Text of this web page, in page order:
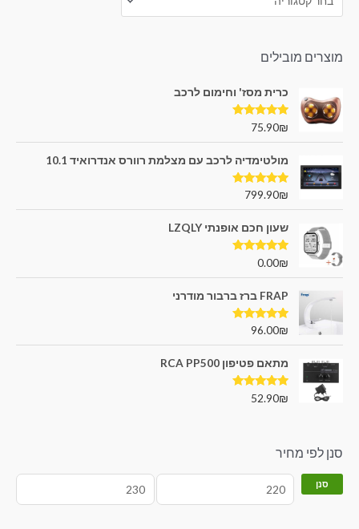
מוצרים מובילים
כרית מסז' וחימום לרכב
דורג5.00
75.90₪
מולטימדיה לרכב עם מצלמת רוורס אנדרואיד 10.1
דורג5.00
799.90₪
שעון חכם אופנתי LZQLY
דורג5.00
0.00₪
FRAP ברז ברבור מודרני
דורג5.00
96.00₪
מתאם פטיפון RCA PP500
דורג5.00
52.90₪
סנן לפי מחיר
סנן